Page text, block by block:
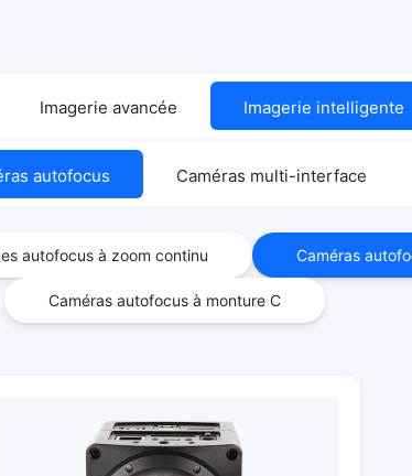
Imagerie avancée Imagerie intelligente
autofocus Caméras multi-interface
autofocus à zoom continu Caméras
Caméras autofocus à monture C